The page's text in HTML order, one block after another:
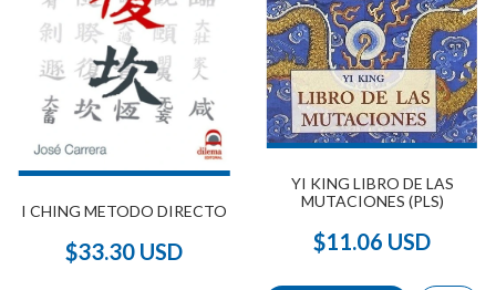
I CHING METODO DIRECTO
$33.30 USD
YI KING LIBRO DE LAS
MUTACIONES (PLS)
$11.06 USD